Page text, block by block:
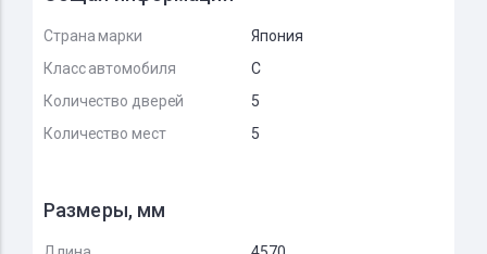
Страна марки
Япония
Класс автомобиля
C
Количество дверей
5
Количество мест
5
Размеры, мм